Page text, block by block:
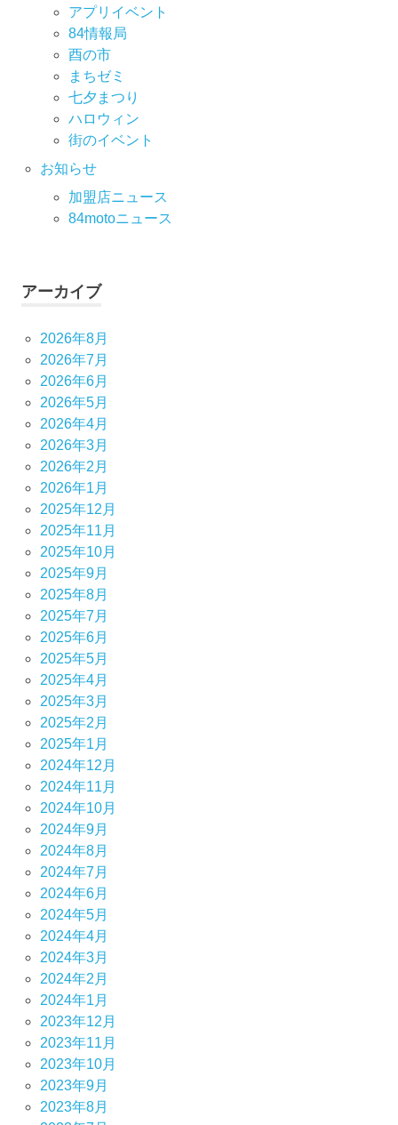
アプリイベント
84情報局
酉の市
まちゼミ
七⼣まつり
ハロウィン
街のイベント
お知らせ
加盟店ニュース
84motoニュース
アーカイブ
2026年8月
2026年7月
2026年6月
2026年5月
2026年4月
2026年3月
2026年2月
2026年1月
2025年12月
2025年11月
2025年10月
2025年9月
2025年8月
2025年7月
2025年6月
2025年5月
2025年4月
2025年3月
2025年2月
2025年1月
2024年12月
2024年11月
2024年10月
2024年9月
2024年8月
2024年7月
2024年6月
2024年5月
2024年4月
2024年3月
2024年2月
2024年1月
2023年12月
2023年11月
2023年10月
2023年9月
2023年8月